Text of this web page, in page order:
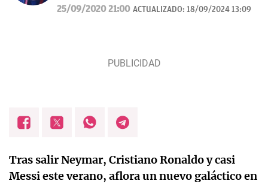
Mundiales de distintas disciplinas y algún que otro
All-Star de la NBA con los Gasol. De Córdoba y sin
25/09/2020 21:00 ACTUALIZADO: 18/09/2024 13:09
Tras salir Neymar, Cristiano Ronaldo y casi
Messi este verano, aflora un nuevo galáctico en